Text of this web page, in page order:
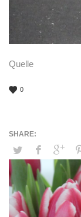
Quelle
0